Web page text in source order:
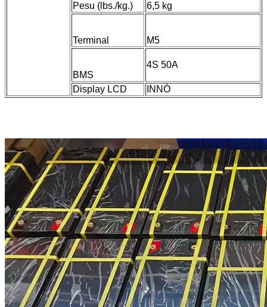
Pesu (lbs./kg.) 6,5 kg
Terminal M5
BMS
4S 50A
Display LCD INNÒ